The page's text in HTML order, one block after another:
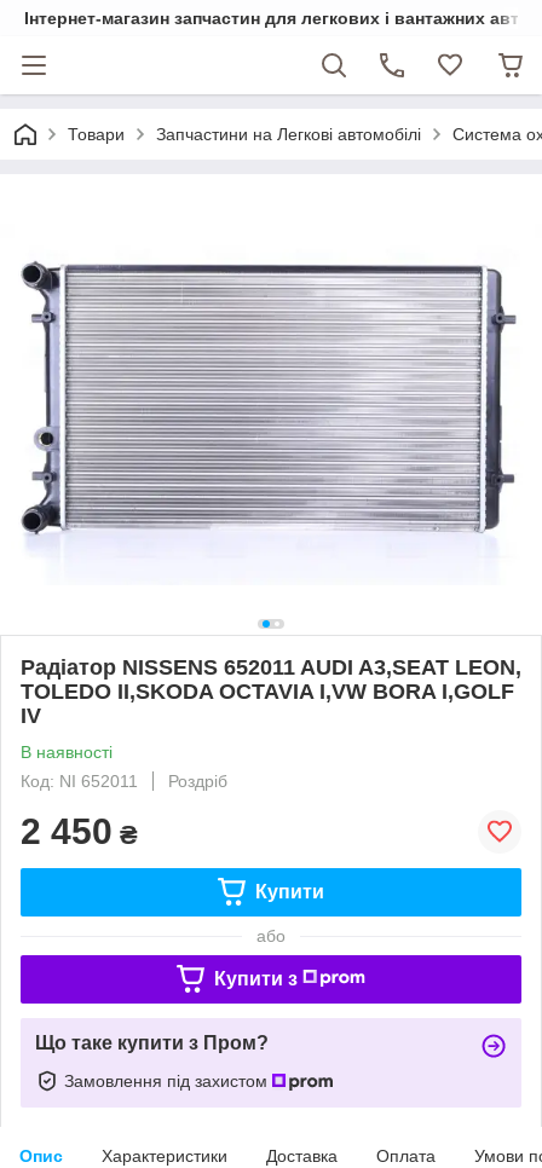
Інтернет-магазин запчастин для легкових і вантажних
Товари Запчастини на Легкові автомобілі Система
Радіатор NISSENS 652011 AUDI A3,SEAT LEON,
TOLEDO II,SKODA OCTAVIA I,VW BORA I,GOLF
IV
В наявності
Код: NI 652011
Роздріб
2 450 ₴
Купити
або
Купити з
Що таке купити з Пром?
Замовлення під захистом
Опис Характеристики Доставка Оплата Умови